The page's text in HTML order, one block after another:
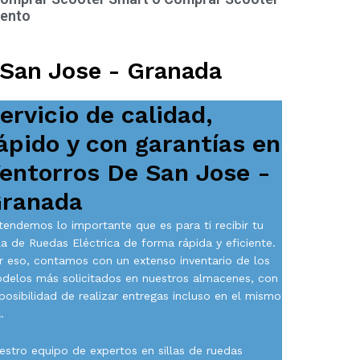
Jose - Granada
de calidad,
y con garantías en
De San Jose -
lo importante que es para ti recibir tu
de Ruedas Eléctrica de forma rápida y eficiente.
eso, contamos con un extenso inventario de los
más solicitados en nuestros almacenes, con
de realizar entregas incluso en el mismo
equipo de expertos en sillas de ruedas